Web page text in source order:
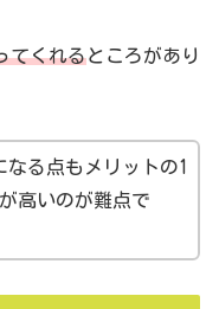
てくれるところがあり
る点もメリットの1
高いのが難点で